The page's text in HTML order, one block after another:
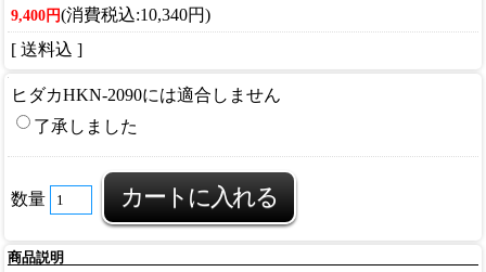
9,400円(消費税込:10,340円)
[ 送料込 ]
ヒダカHKN-2090には適合しません
了承しました
数量
商品説明